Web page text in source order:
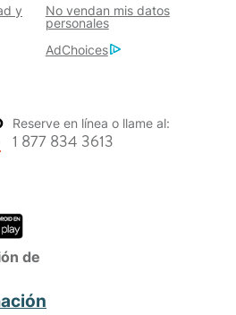
y
No vendan mis datos
personales
AdChoices
Reserve en línea o llame al:
1 877 834 3613
de